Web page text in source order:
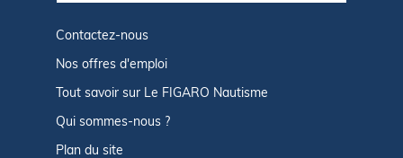
Contactez-nous
Nos offres d'emploi
Tout savoir sur Le FIGARO Nautisme
Qui sommes-nous ?
Plan du site